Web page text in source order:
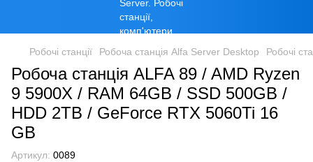
Робочі станції Робоча станція Alfa Server Desktop Робочі
Робоча станція ALFA 89 / AMD Ryzen
9 5900X / RAM 64GB / SSD 500GB /
HDD 2TB / GeForce RTX 5060Ti 16
GB
Артикул: 0089